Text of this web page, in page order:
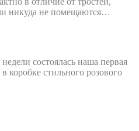
никуда не помещаются…
состоялась наша первая
коробке стильного розового